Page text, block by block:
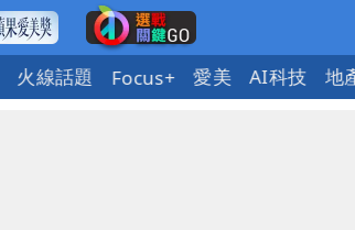
火線話題 Focus+ 愛美 AI科技 地